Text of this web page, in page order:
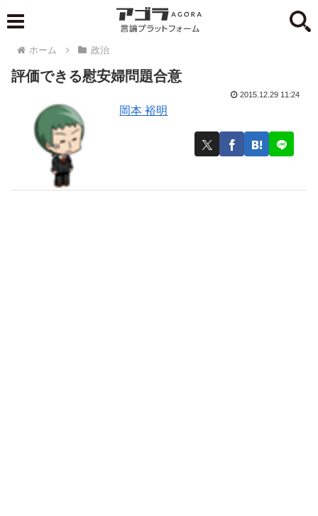
ホーム 政治
評価できる慰安婦問題合意
岡本 裕明
2015.12.29 11:24